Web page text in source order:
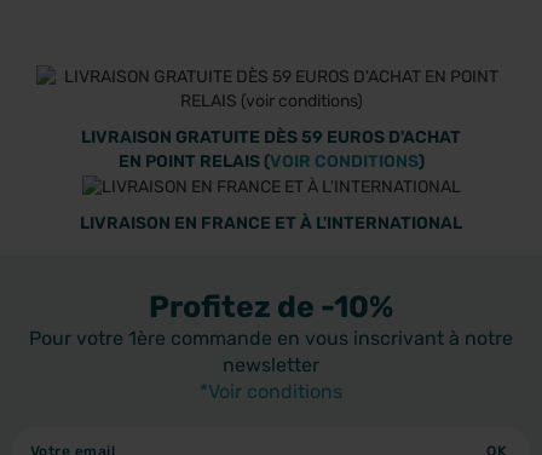
LIVRAISON GRATUITE DÈS 59 EUROS D'ACHAT
EN POINT RELAIS (VOIR CONDITIONS)
LIVRAISON EN FRANCE ET À L'INTERNATIONAL
Profitez de -10%
Pour votre 1ère commande en vous inscrivant à notre
newsletter
*Voir conditions